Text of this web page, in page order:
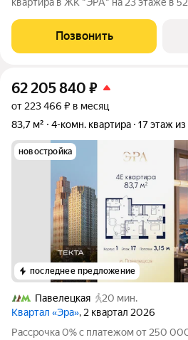
потолков 3.15 м. Современный
Дербеневской набережной,
Позвонить
62 205 840 ₽
от 223 466 ₽ в месяц
83,7 м²
4-комн. квартира 17 этаж из
новостройка
последнее предложение
Павелецкая
20 мин.
Квартал «Эра», 2 квартал 2026
Рассрочка 0% с платежом от 250 000 в месяц. 4-